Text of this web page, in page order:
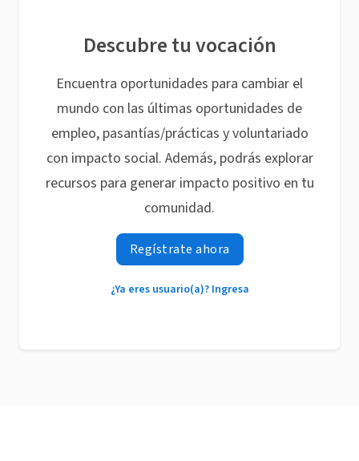
Descubre tu vocación
Encuentra oportunidades para cambiar el
mundo con las últimas oportunidades de
empleo, pasantías/prácticas y voluntariado
con impacto social. Además, podrás explorar
recursos para generar impacto positivo en tu
comunidad.
Regístrate ahora
¿Ya eres usuario(a)? Ingresa